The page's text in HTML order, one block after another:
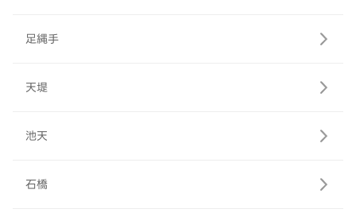
足縄手
天堤
池天
石橋